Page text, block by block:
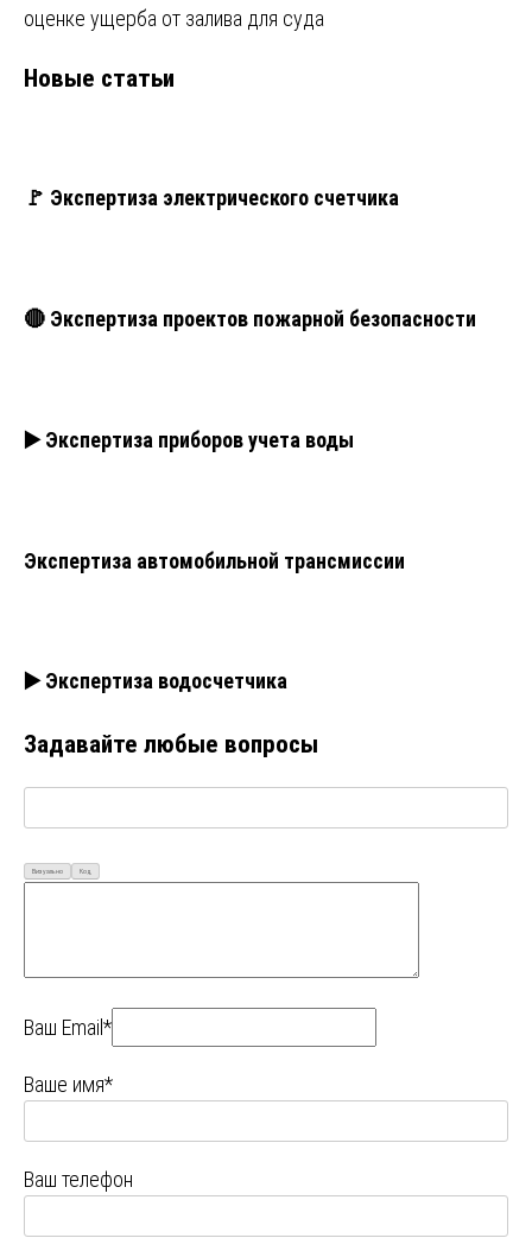
оценке ущерба от залива для суда
Новые статьи
🚩 Экспертиза электрического счетчика
🔴 Экспертиза проектов пожарной безопасности
▶️ Экспертиза приборов учета воды
Экспертиза автомобильной трансмиссии
▶️ Экспертиза водосчетчика
Задавайте любые вопросы
Визуально Код
Ваш Email*
Ваше имя*
Ваш телефон